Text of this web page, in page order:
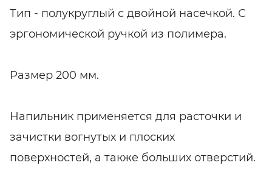
Тип - полукруглый с двойной насечкой. С
эргономической ручкой из полимера.
Размер 200 мм.
Напильник применяется для расточки и
зачистки вогнутых и плоских
поверхностей, а также больших отверстий.